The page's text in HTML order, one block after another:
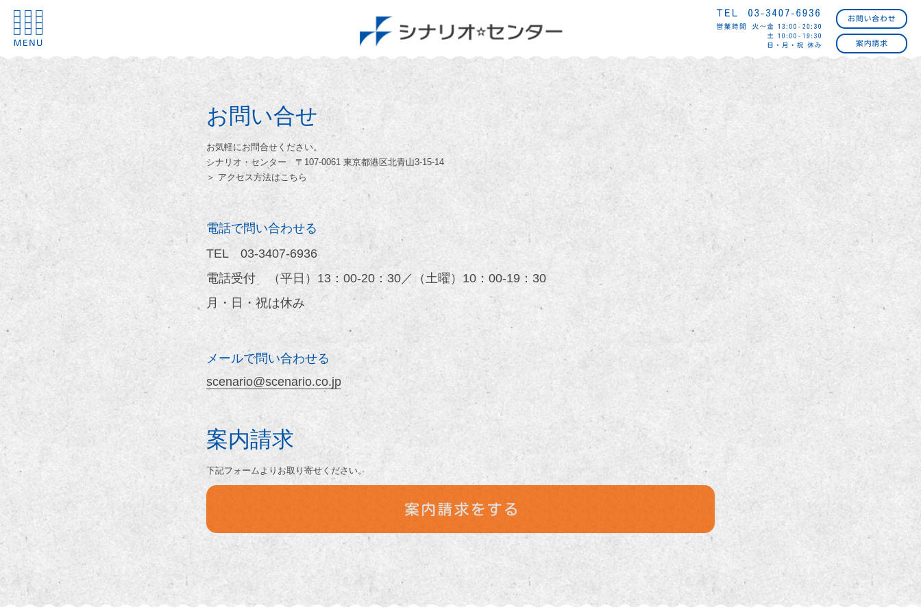
お問い合せ
お気軽にお問合せください。
シナリオ・センター 〒107-0061 東京都港区北青山3-15-14
＞ アクセス方法はこちら
電話で問い合わせる
TEL 03-3407-6936
電話受付 （平日）13：00-20：30／（土曜）10：00-19：30
月・日・祝は休み
メールで問い合わせる
scenario@scenario.co.jp
案内請求
下記フォームよりお取り寄せください。